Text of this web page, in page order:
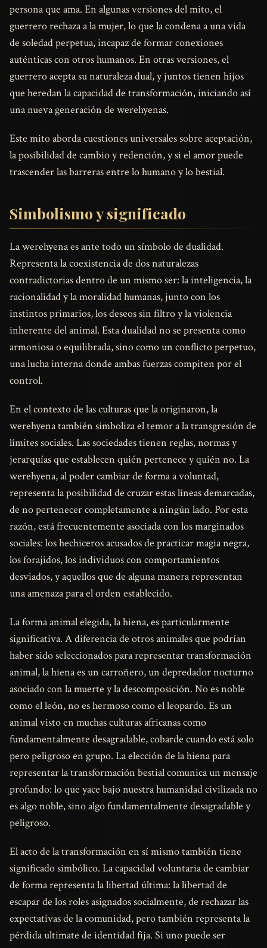
persona que ama. En algunas versiones del mito, el
guerrero rechaza a la mujer, lo que la condena a una vida
de soledad perpetua, incapaz de formar conexiones
auténticas con otros humanos. En otras versiones, el
guerrero acepta su naturaleza dual, y juntos tienen hijos
que heredan la capacidad de transformación, iniciando así
una nueva generación de werehyenas.
Este mito aborda cuestiones universales sobre aceptación,
la posibilidad de cambio y redención, y si el amor puede
trascender las barreras entre lo humano y lo bestial.
Simbolismo y significado
La werehyena es ante todo un símbolo de dualidad.
Representa la coexistencia de dos naturalezas
contradictorias dentro de un mismo ser: la inteligencia, la
racionalidad y la moralidad humanas, junto con los
instintos primarios, los deseos sin filtro y la violencia
inherente del animal. Esta dualidad no se presenta como
armoniosa o equilibrada, sino como un conflicto perpetuo,
una lucha interna donde ambas fuerzas compiten por el
control.
En el contexto de las culturas que la originaron, la
werehyena también simboliza el temor a la transgresión de
límites sociales. Las sociedades tienen reglas, normas y
jerarquías que establecen quién pertenece y quién no. La
werehyena, al poder cambiar de forma a voluntad,
representa la posibilidad de cruzar estas líneas demarcadas,
de no pertenecer completamente a ningún lado. Por esta
razón, está frecuentemente asociada con los marginados
sociales: los hechiceros acusados de practicar magia negra,
los forajidos, los individuos con comportamientos
desviados, y aquellos que de alguna manera representan
una amenaza para el orden establecido.
La forma animal elegida, la hiena, es particularmente
significativa. A diferencia de otros animales que podrían
haber sido seleccionados para representar transformación
animal, la hiena es un carroñero, un depredador nocturno
asociado con la muerte y la descomposición. No es noble
como el león, no es hermoso como el leopardo. Es un
animal visto en muchas culturas africanas como
fundamentalmente desagradable, cobarde cuando está solo
pero peligroso en grupo. La elección de la hiena para
representar la transformación bestial comunica un mensaje
profundo: lo que yace bajo nuestra humanidad civilizada no
es algo noble, sino algo fundamentalmente desagradable y
peligroso.
El acto de la transformación en sí mismo también tiene
significado simbólico. La capacidad voluntaria de cambiar
de forma representa la libertad última: la libertad de
escapar de los roles asignados socialmente, de rechazar las
expectativas de la comunidad, pero también representa la
pérdida ultimate de identidad fija. Si uno puede ser